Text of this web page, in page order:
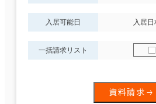
入居可能日 入居日
一括請求リスト
資料請求